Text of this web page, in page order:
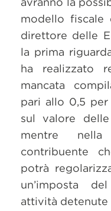
modello fiscale
direttore delle
la prima
ha realizzato
mancata
pari allo 0,5 per
sul valore
mentre
contribuente
potrà
un’imposta
attività detenute